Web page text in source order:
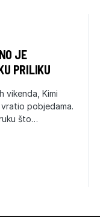
JE
PRILIKU
vikenda, Kimi
pobjedama.
što…